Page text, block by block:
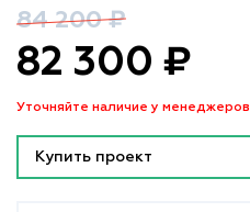
84 200 ₽
82 300 ₽
Уточняйте наличие у менеджеров
Купить проект